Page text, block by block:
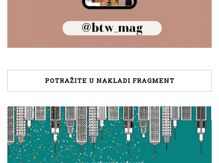
POTRAŽITE U NAKLADI FRAGMENT